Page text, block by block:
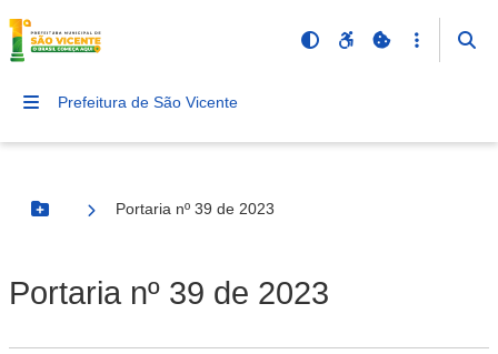
Prefeitura de São Vicente
Botão Menu
Portaria nº 39 de 2023
Portaria nº 39 de 2023